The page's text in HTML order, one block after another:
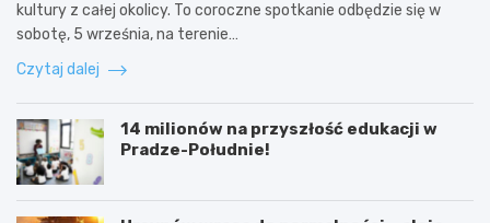
kultury z całej okolicy. To coroczne spotkanie odbędzie się w
sobotę, 5 września, na terenie…
Czytaj dalej
14 milionów na przyszłość edukacji w
Pradze-Południe!